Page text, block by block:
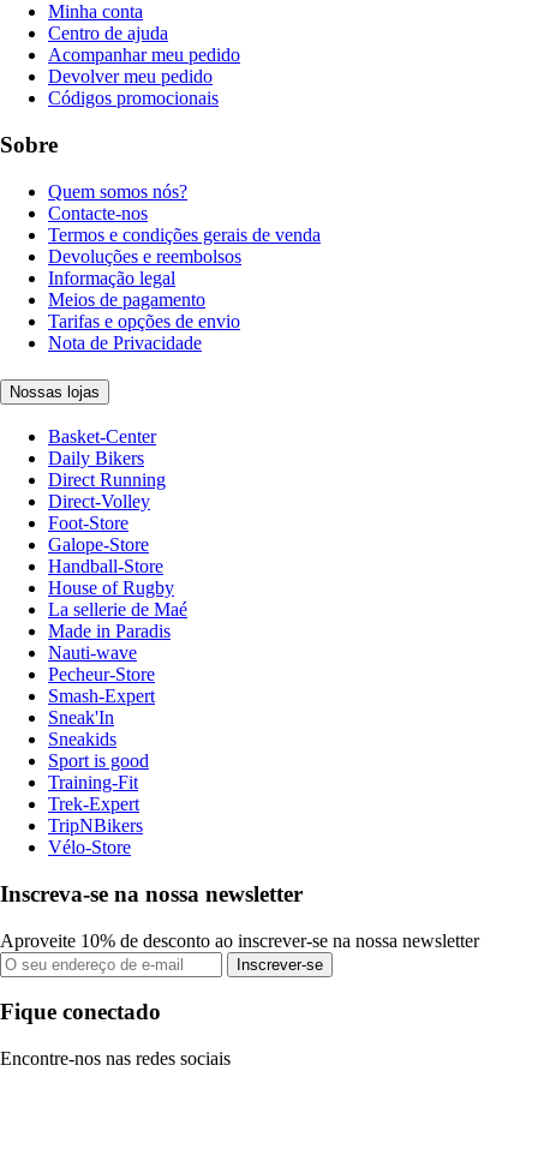
Minha conta
Centro de ajuda
Acompanhar meu pedido
Devolver meu pedido
Códigos promocionais
Sobre
Quem somos nós?
Contacte-nos
Termos e condições gerais de venda
Devoluções e reembolsos
Informação legal
Meios de pagamento
Tarifas e opções de envio
Nota de Privacidade
Nossas lojas
Basket-Center
Daily Bikers
Direct Running
Direct-Volley
Foot-Store
Galope-Store
Handball-Store
House of Rugby
La sellerie de Maé
Made in Paradis
Nauti-wave
Pecheur-Store
Smash-Expert
Sneak'In
Sneakids
Sport is good
Training-Fit
Trek-Expert
TripNBikers
Vélo-Store
Inscreva-se na nossa newsletter
Aproveite 10% de desconto ao inscrever-se na nossa newsletter
Inscrever-se
Fique conectado
Encontre-nos nas redes sociais